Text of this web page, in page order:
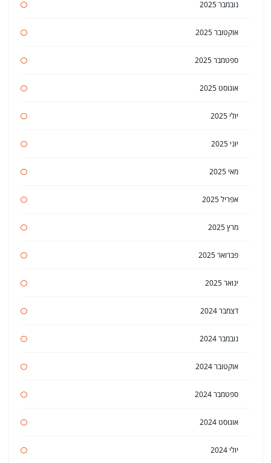
נובמבר 2025
אוקטובר 2025
ספטמבר 2025
אוגוסט 2025
יולי 2025
יוני 2025
מאי 2025
אפריל 2025
מרץ 2025
פברואר 2025
ינואר 2025
דצמבר 2024
נובמבר 2024
אוקטובר 2024
ספטמבר 2024
אוגוסט 2024
יולי 2024